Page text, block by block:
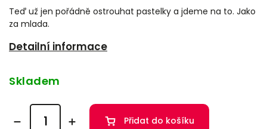
Teď už jen pořádně ostrouhat pastelky a jdeme na to. Jako
za mlada.
Detailní informace
Skladem
Přidat do košíku